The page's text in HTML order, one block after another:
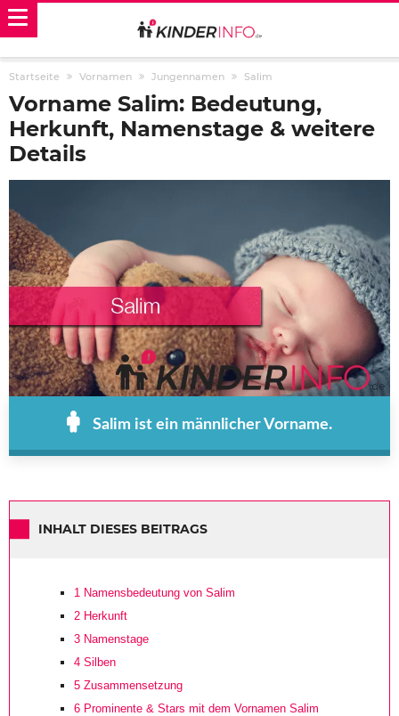
Startseite Vornamen Jungennamen Salim
Vorname Salim: Bedeutung,
Herkunft, Namenstage & weitere
Details
Salim ist ein männlicher Vorname.
INHALT DIESES BEITRAGS
1 Namensbedeutung von Salim
2 Herkunft
3 Namenstage
4 Silben
5 Zusammensetzung
6 Prominente & Stars mit dem Vornamen Salim